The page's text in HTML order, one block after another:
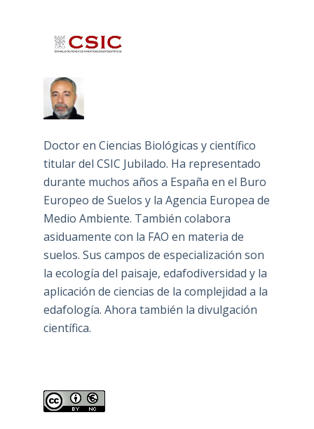
Doctor en Ciencias Biológicas y científico
titular del CSIC Jubilado. Ha representado
durante muchos años a España en el Buro
Europeo de Suelos y la Agencia Europea de
Medio Ambiente. También colabora
asiduamente con la FAO en materia de
suelos. Sus campos de especialización son
la ecología del paisaje, edafodiversidad y la
aplicación de ciencias de la complejidad a la
edafología. Ahora también la divulgación
científica.